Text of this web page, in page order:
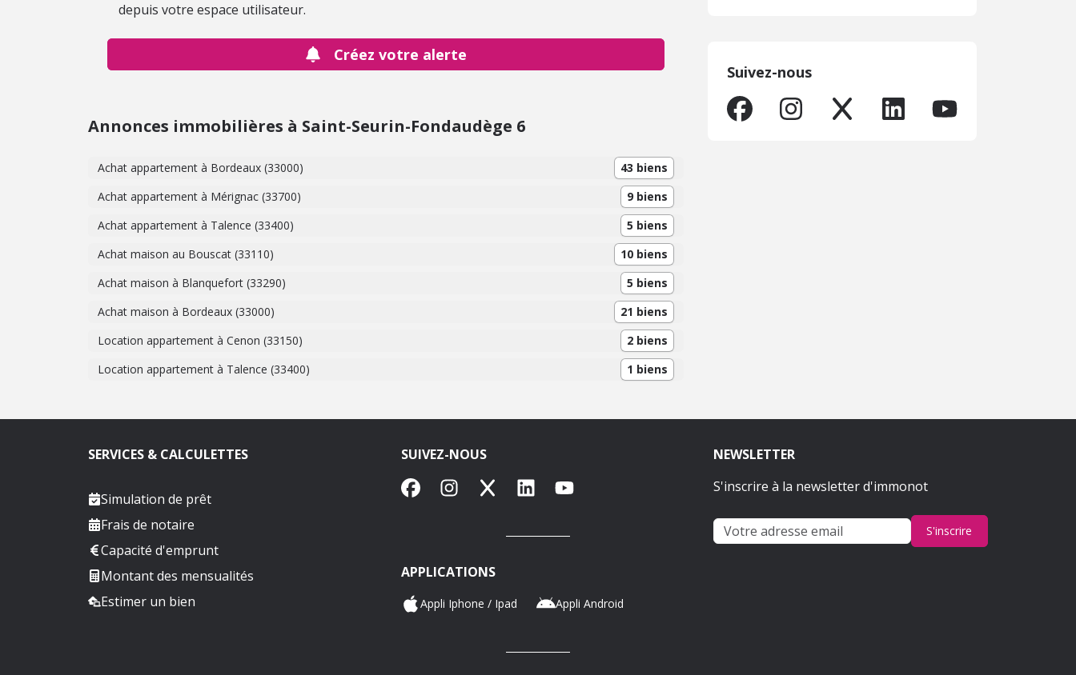
depuis votre espace utilisateur.
Créez votre alerte
Annonces immobilières à Saint-Seurin-Fondaudège 6
Achat appartement à Bordeaux (33000)
43 biens
Achat appartement à Mérignac (33700)
9 biens
Achat appartement à Talence (33400)
5 biens
Achat maison au Bouscat (33110)
10 biens
Achat maison à Blanquefort (33290)
5 biens
Achat maison à Bordeaux (33000)
21 biens
Location appartement à Cenon (33150)
2 biens
Location appartement à Talence (33400)
1 biens
Suivez-nous
SERVICES & CALCULETTES
Simulation de prêt
Frais de notaire
Capacité d'emprunt
Montant des mensualités
Estimer un bien
SUIVEZ-NOUS
FacebookInstagram
X LinkedInYouTube
APPLICATIONS
Appli Iphone / Ipad Appli Android
NEWSLETTER
S'inscrire à la newsletter d'immonot
S'inscrire